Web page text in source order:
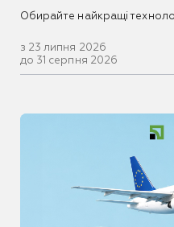
Обирайте найкращі
з 23 липня 2026
до 31 серпня 2026